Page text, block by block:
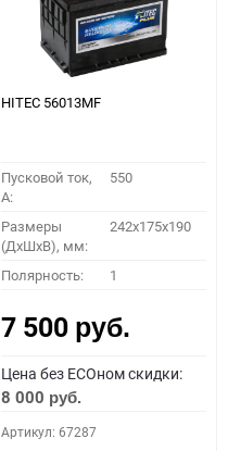
HITEC 56013MF
Пусковой ток,
A:
550
Размеры
(ДхШхВ), мм:
242x175x190
Полярность: 1
7 500 руб.
Цена без ECOном скидки:
8 000 руб.
Артикул: 67287